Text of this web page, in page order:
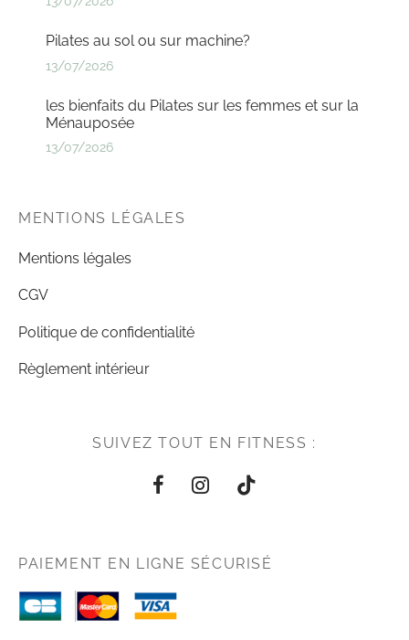
Pilates au sol ou sur machine?
13/07/2026
les bienfaits du Pilates sur les femmes et sur la
Ménauposée
13/07/2026
MENTIONS LÉGALES
Mentions légales
CGV
Politique de confidentialité
Règlement intérieur
SUIVEZ TOUT EN FITNESS :
PAIEMENT EN LIGNE SÉCURISÉ